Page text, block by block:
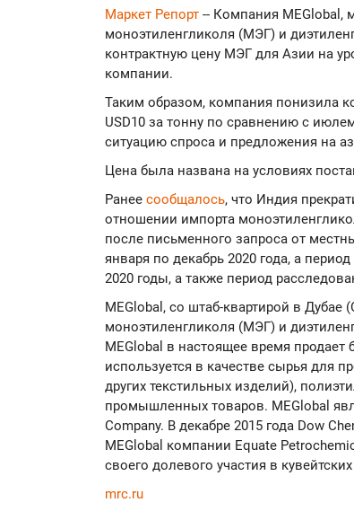
Маркет Репорт -- Компания MEGlobal,
моноэтиленгликоля (МЭГ) и
контрактную цену МЭГ для Азии на
компании.
Таким образом, компания понизила
USD10 за тонну по сравнению с
ситуацию спроса и предложения на
Цена была названа на условиях
Ранее сообщалось, что Индия
отношении импорта
после письменного запроса от
января по декабрь 2020 года, а
2020 годы, а также период
MEGlobal, со штаб-квартирой в
моноэтиленгликоля (МЭГ) и
MEGlobal в настоящее время
используется в качестве сырья для
других текстильных изделий),
промышленных товаров. MEGlobal
Company. В декабре 2015 года Dow
MEGlobal компании Equate
своего долевого участия в
mrc.ru